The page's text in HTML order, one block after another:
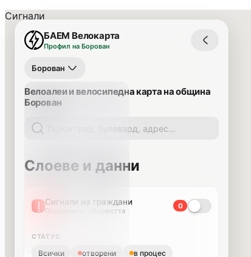
БАЕМ Велокарта
Профил на Борован
Борован
Велоалеи и велосипедна карта на община
Борован
Слоеве и данни
Сигнали на граждани
Подадени от общността
0
СТАТУС
Всички отворени
в процес
Сигнали